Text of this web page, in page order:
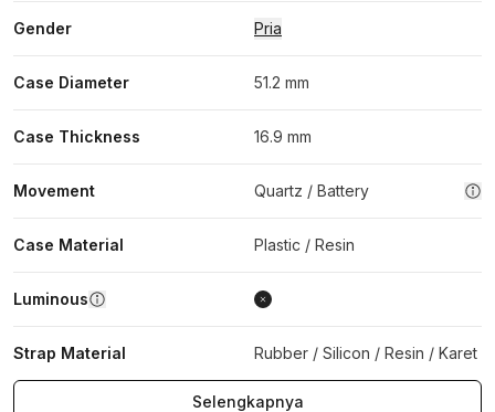
Gender Pria
Case Diameter 51.2 mm
Case Thickness 16.9 mm
Movement Quartz / Battery
Case Material Plastic / Resin
Luminous
Strap Material Rubber / Silicon / Resin / Karet
Selengkapnya